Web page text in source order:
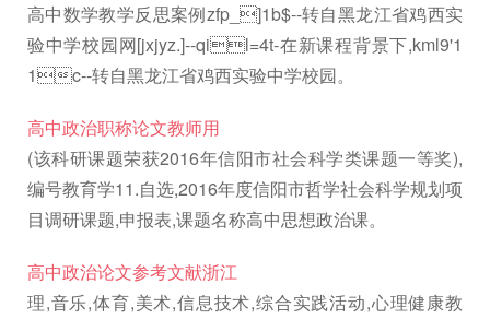
高中数学教学反思案例zfp_]1b$--转自黑龙江省鸡西实
验中学校园网[jxjyz.]--qil=4t-在新课程背景下,kml9'1
1c--转自黑龙江省鸡西实验中学校园。
高中政治职称论文教师用
(该科研课题荣获2016年信阳市社会科学类课题一等奖),
编号教育学11.自选,2016年度信阳市哲学社会科学规划项
目调研课题,申报表,课题名称高中思想政治课。
高中政治论文参考文献浙江
理,音乐,体育,美术,信息技术,综合实践活动,心理健康教